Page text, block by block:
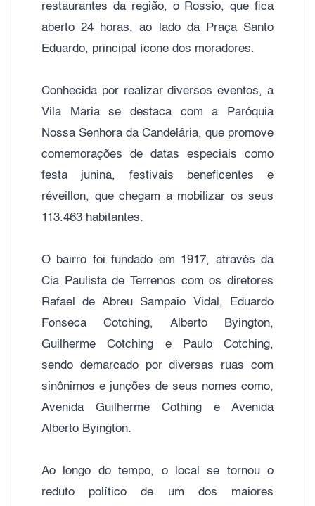
restaurantes da região, o Rossio, que fica
aberto 24 horas, ao lado da Praça Santo
Eduardo, principal ícone dos moradores.
Conhecida por realizar diversos eventos, a
Vila Maria se destaca com a Paróquia
Nossa Senhora da Candelária, que promove
comemorações de datas especiais como
festa junina, festivais beneficentes e
réveillon, que chegam a mobilizar os seus
113.463 habitantes.
O bairro foi fundado em 1917, através da
Cia Paulista de Terrenos com os diretores
Rafael de Abreu Sampaio Vidal, Eduardo
Fonseca Cotching, Alberto Byington,
Guilherme Cotching e Paulo Cotching,
sendo demarcado por diversas ruas com
sinônimos e junções de seus nomes como,
Avenida Guilherme Cothing e Avenida
Alberto Byington.
Ao longo do tempo, o local se tornou o
reduto político de um dos maiores